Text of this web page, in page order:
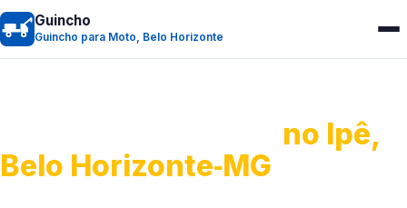
Guincho
Guincho para Moto, Belo Horizonte
no Ipê,
Belo Horizonte‑MG